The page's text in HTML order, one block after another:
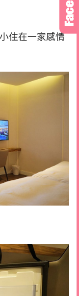
住在一家感情